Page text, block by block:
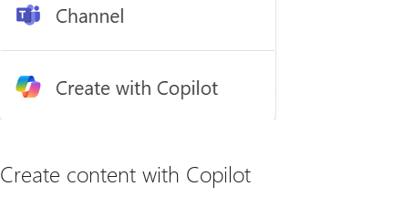
Create content with Copilot